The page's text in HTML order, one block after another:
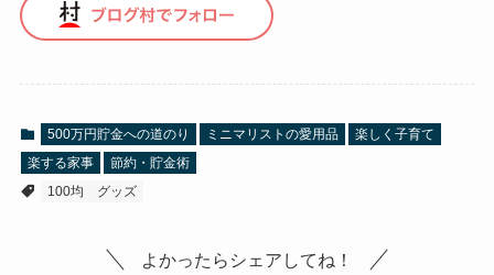
500万円貯金への道のり ミニマリストの愛用品
楽しく子育て
楽する家事
節約・貯金術
100均 グッズ
よかったらシェアしてね！